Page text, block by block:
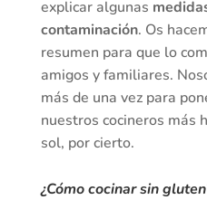
explicar algunas
contaminación. Os
resumen para que lo
amigos y familiares.
más de una vez para
nuestros cocineros más
sol, por cierto.
¿Cómococinar sin gluten